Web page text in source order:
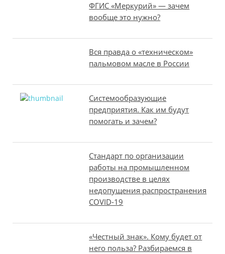
ФГИС «Меркурий» — зачем
вообще это нужно?
Вся правда о «техническом»
пальмовом масле в России
Системообразующие
предприятия. Как им будут
помогать и зачем?
Стандарт по организации
работы на промышленном
производстве в целях
недопущения распространения
COVID-19
«Честный знак». Кому будет от
него польза? Разбираемся в